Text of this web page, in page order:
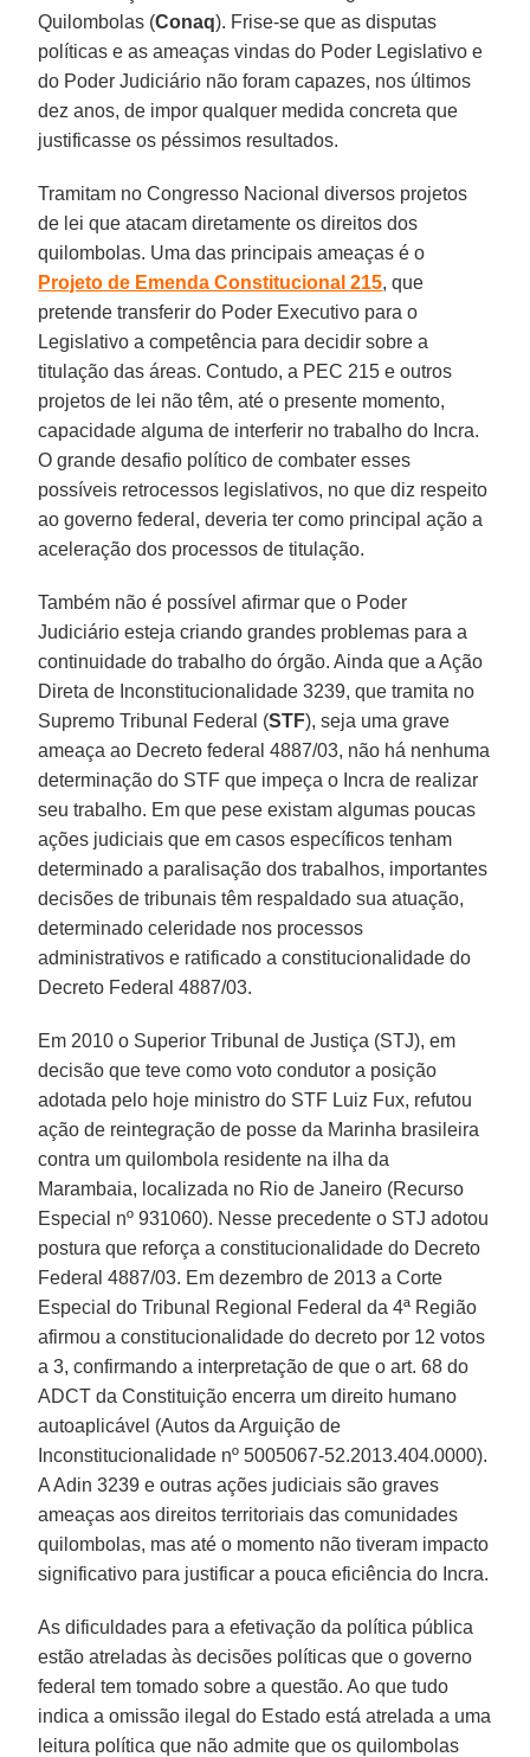
Quilombolas (Conaq). Frise-se que as disputas
políticas e as ameaças vindas do Poder Legislativo e
do Poder Judiciário não foram capazes, nos últimos
dez anos, de impor qualquer medida concreta que
justificasse os péssimos resultados.
Tramitam no Congresso Nacional diversos projetos
de lei que atacam diretamente os direitos dos
quilombolas. Uma das principais ameaças é o
Projeto de Emenda Constitucional 215, que
pretende transferir do Poder Executivo para o
Legislativo a competência para decidir sobre a
titulação das áreas. Contudo, a PEC 215 e outros
projetos de lei não têm, até o presente momento,
capacidade alguma de interferir no trabalho do Incra.
O grande desafio político de combater esses
possíveis retrocessos legislativos, no que diz respeito
ao governo federal, deveria ter como principal ação a
aceleração dos processos de titulação.
Também não é possível afirmar que o Poder
Judiciário esteja criando grandes problemas para a
continuidade do trabalho do órgão. Ainda que a Ação
Direta de Inconstitucionalidade 3239, que tramita no
Supremo Tribunal Federal (STF), seja uma grave
ameaça ao Decreto federal 4887/03, não há nenhuma
determinação do STF que impeça o Incra de realizar
seu trabalho. Em que pese existam algumas poucas
ações judiciais que em casos específicos tenham
determinado a paralisação dos trabalhos, importantes
decisões de tribunais têm respaldado sua atuação,
determinado celeridade nos processos
administrativos e ratificado a constitucionalidade do
Decreto Federal 4887/03.
Em 2010 o Superior Tribunal de Justiça (STJ), em
decisão que teve como voto condutor a posição
adotada pelo hoje ministro do STF Luiz Fux, refutou
ação de reintegração de posse da Marinha brasileira
contra um quilombola residente na ilha da
Marambaia, localizada no Rio de Janeiro (Recurso
Especial nº 931060). Nesse precedente o STJ adotou
postura que reforça a constitucionalidade do Decreto
Federal 4887/03. Em dezembro de 2013 a Corte
Especial do Tribunal Regional Federal da 4ª Região
afirmou a constitucionalidade do decreto por 12 votos
a 3, confirmando a interpretação de que o art. 68 do
ADCT da Constituição encerra um direito humano
autoaplicável (Autos da Arguição de
Inconstitucionalidade nº 5005067-52.2013.404.0000).
A Adin 3239 e outras ações judiciais são graves
ameaças aos direitos territoriais das comunidades
quilombolas, mas até o momento não tiveram impacto
significativo para justificar a pouca eficiência do Incra.
As dificuldades para a efetivação da política pública
estão atreladas às decisões políticas que o governo
federal tem tomado sobre a questão. Ao que tudo
indica a omissão ilegal do Estado está atrelada a uma
leitura política que não admite que os quilombolas